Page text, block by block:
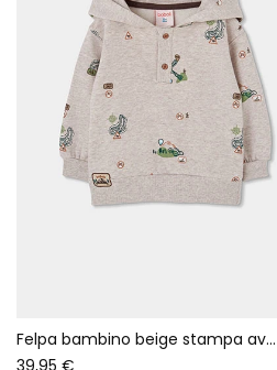
Felpa bambino beige stampa avventura
39,95 €